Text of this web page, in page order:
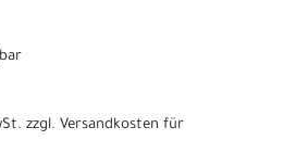
zzgl. Versandkosten für